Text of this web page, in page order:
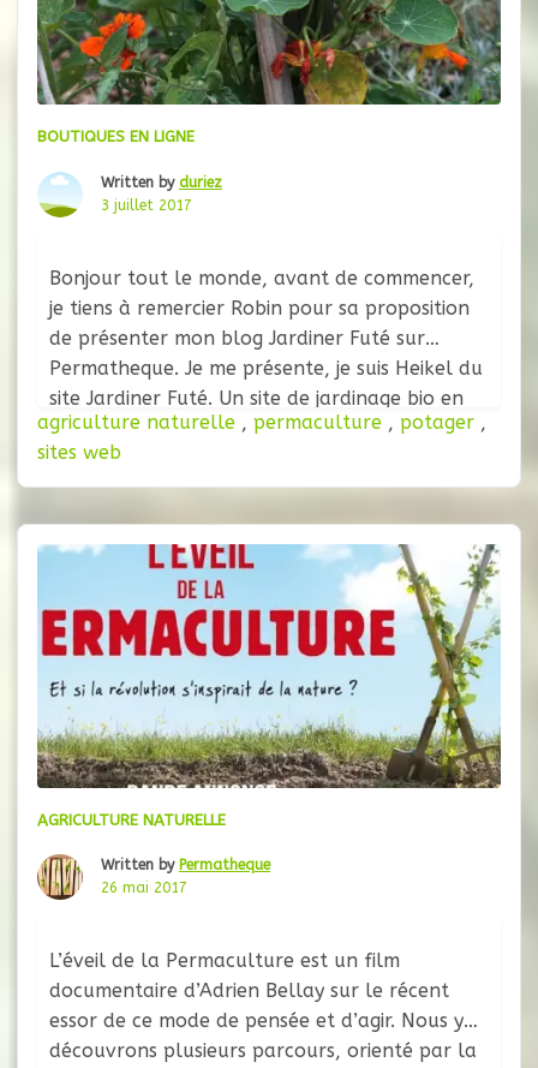
BOUTIQUES EN LIGNE
Written by duriez
3 juillet 2017
Bonjour tout le monde, avant de commencer,
je tiens à remercier Robin pour sa proposition
de présenter mon blog Jardiner Futé sur
Permatheque. Je me présente, je suis Heikel du
site Jardiner Futé. Un site de jardinage bio en
permaculture pour les jardiniers et curieux de
tout horizon. Chaque semaine je partage sur
mon
agriculture naturelle , permaculture , potager ,
sites web
AGRICULTURE NATURELLE
Written by Permatheque
26 mai 2017
L’éveil de la Permaculture est un film
documentaire d’Adrien Bellay sur le récent
essor de ce mode de pensée et d’agir. Nous y
découvrons plusieurs parcours, orienté par la